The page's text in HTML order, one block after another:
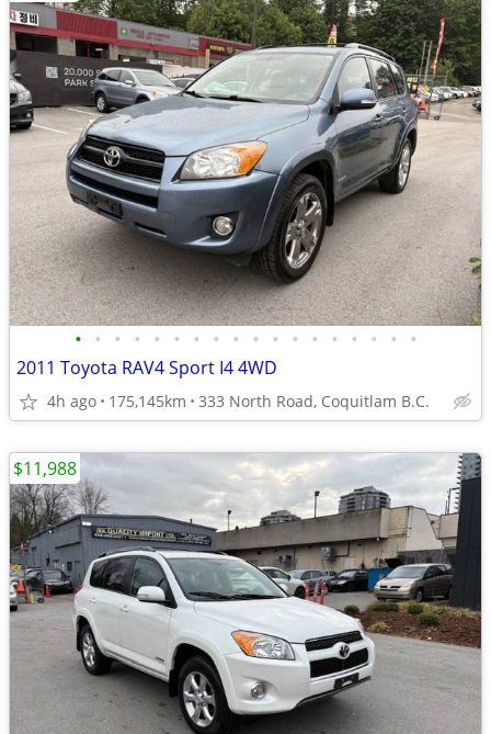
• • • • • • • • • • • • • • • • • •
2011 Toyota RAV4 Sport I4 4WD
4h ago 175,145km 333 North Road, Coquitlam B.C.
$11,988